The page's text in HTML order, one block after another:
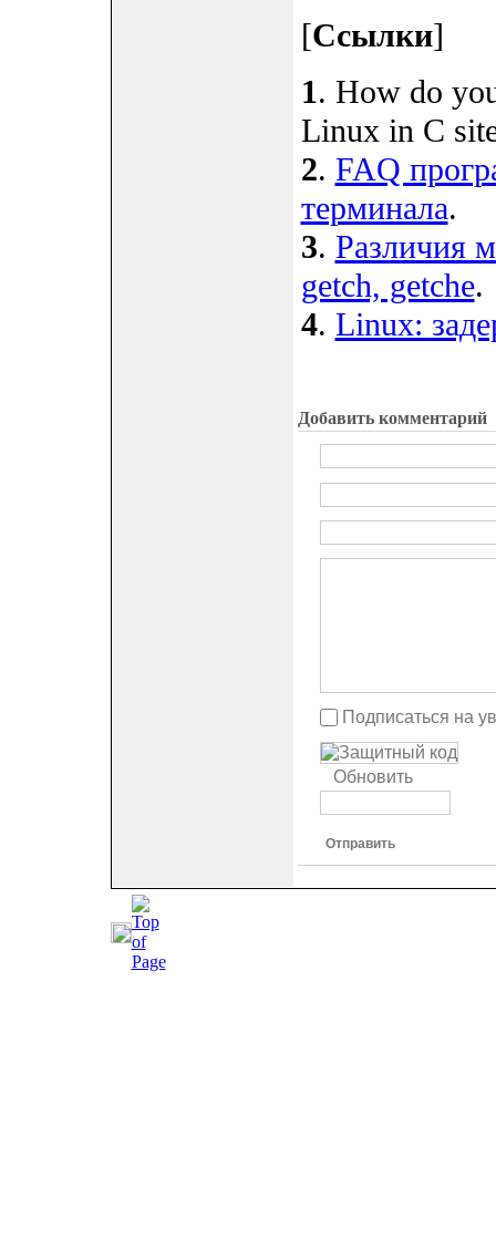
[Ссылки]
1. How do
Linux in C
2. FAQ
терминала.
3. Различия
getch, getche.
4. Linux:
Добавить комментарий
Подписаться на
Обновить
Отправить